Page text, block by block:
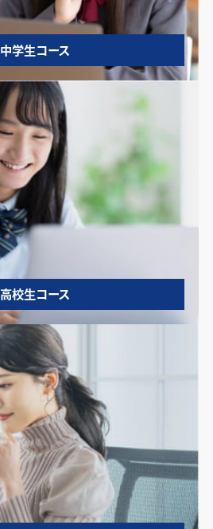
中学生コース
高校生コース